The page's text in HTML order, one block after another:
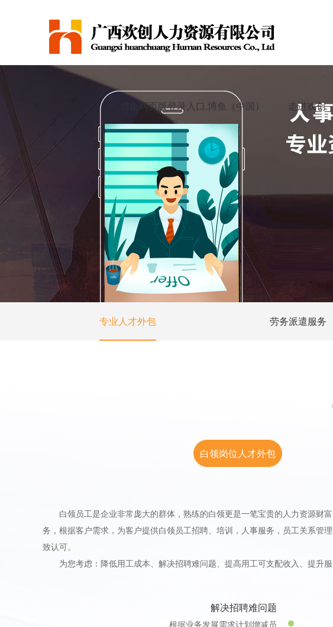
博鱼网页版登录入口,博鱼（中国） 走进欢创
专业人才外包 劳务派遣服务
白领岗位人才外包
白领员工是企业非常庞大的群体，熟练的白领更是一笔宝贵的人力资源财
务，根据客户需求，为客户提供白领员工招聘、培训，人事服务，员工关系管
致认可。
为您考虑：降低用工成本、解决招聘难问题、提高用工可支配收入、提升服
解决招聘难问题
根据业务发展需求计划增减员